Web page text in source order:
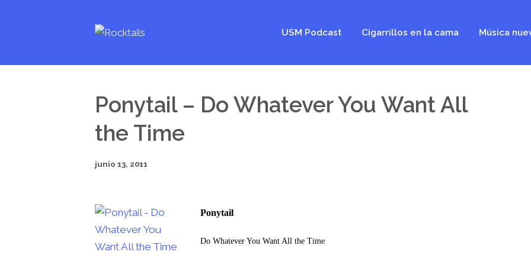
USM Podcast Cigarrillos en la cama Música
Ponytail – Do Whatever You Want All
the Time
junio 13, 2011
Ponytail
Do Whatever You Want All the Time